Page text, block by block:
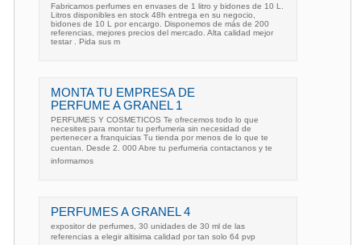
Fabricamos perfumes en envases de 1 litro y bidones de 10 L.
Litros disponibles en stock 48h entrega en su negocio,
bidones de 10 L por encargo. Disponemos de más de 200
referencias, mejores precios del mercado. Alta calidad mejor
testar . Pida sus m
MONTA TU EMPRESA DE
PERFUME A GRANEL 1
PERFUMES Y COSMETICOS Te ofrecemos todo lo que
necesites para montar tu perfumeria sin necesidad de
pertenecer a franquicias Tu tienda por menos de lo que te
cuentan. Desde 2. 000 Abre tu perfumeria contactanos y te
informamos
PERFUMES A GRANEL 4
expositor de perfumes, 30 unidades de 30 ml de las
referencias a elegir altisima calidad por tan solo 64 pvp